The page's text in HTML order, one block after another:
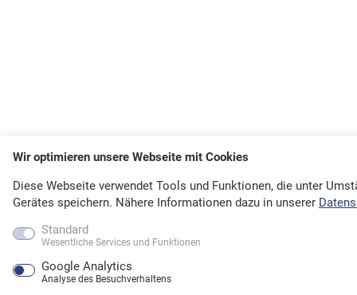
Wir optimieren unsere Webseite mit Cookies
Diese Webseite verwendet Tools und Funktionen, die unter
Gerätes speichern. Nähere Informationen dazu in unserer
Standard
Wesentliche Services und Funktionen
Google Analytics
Analyse des Besuchverhaltens